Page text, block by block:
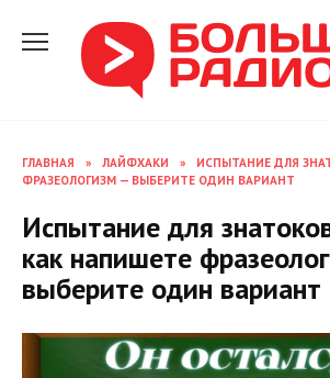
содержанию
ГЛАВНАЯ » ЛАЙФХАКИ »
ИСПЫТАНИЕ ДЛЯ
ФРАЗЕОЛОГИЗМ — ВЫБЕРИТЕ ОДИН ВАРИАНТ
Испытание для
как напишете
выберите один вариант